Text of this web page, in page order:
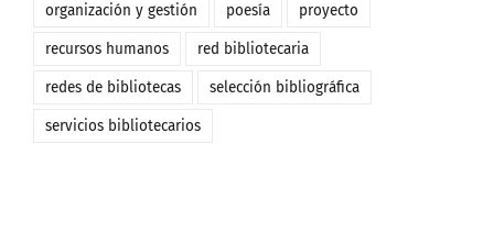
organización y gestión poesía proyecto
recursos humanos red bibliotecaria
redes de bibliotecas selección bibliográfica
servicios bibliotecarios